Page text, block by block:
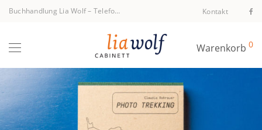
Buchhandlung Lia Wolf– Telefon +43 1 512 40 94 Kontakt
Warenkorb 0